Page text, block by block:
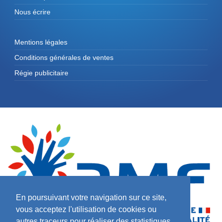
En poursuivant votre navigation sur ce site,
vous acceptez l'utilisation de cookies ou
Nous écrire
Mentions légales
Conditions générales de ventes
Régie publicitaire